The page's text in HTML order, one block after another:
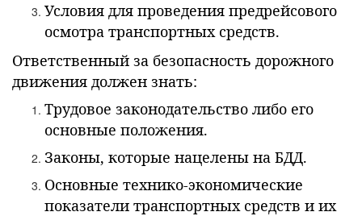
Условия для проведения предрейсового
осмотра транспортных средств.
Ответственный за безопасность дорожного
движения должен знать:
Трудовое законодательство либо его
основные положения.
Законы, которые нацелены на БДД.
Основные технико-экономические
показатели транспортных средств и их